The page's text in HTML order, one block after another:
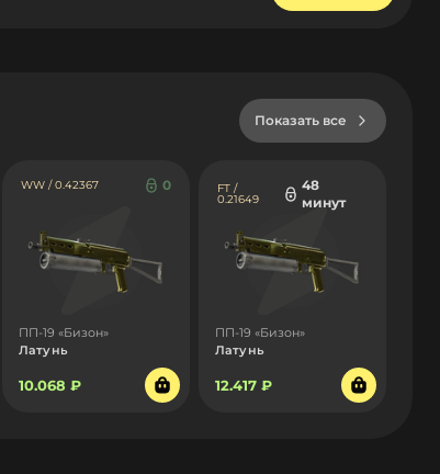
Показать все
WW / 0.42367 0
ПП-19 «Бизон»
Латунь
10.068 ₽
FT /
0.21649
48
минут
ПП-19 «Бизон»
Латунь
12.417 ₽